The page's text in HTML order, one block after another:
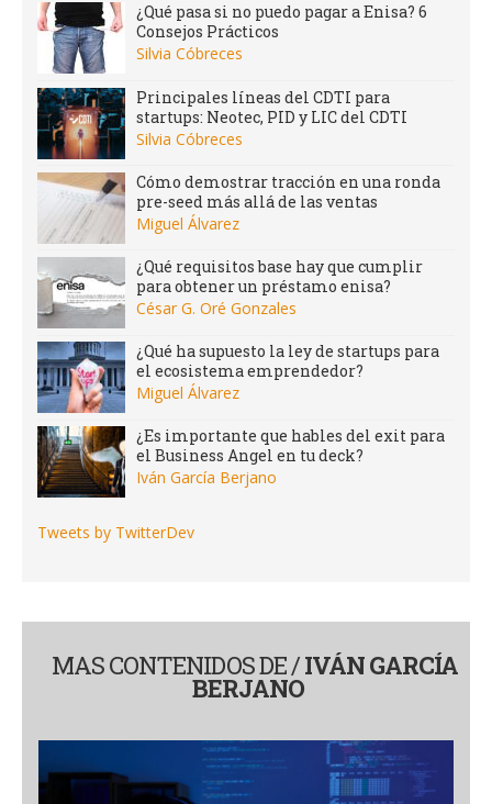
¿Qué pasa si no puedo pagar a Enisa? 6
Consejos Prácticos
Silvia Cóbreces
Principales líneas del CDTI para
startups: Neotec, PID y LIC del CDTI
Silvia Cóbreces
Cómo demostrar tracción en una ronda
pre-seed más allá de las ventas
Miguel Álvarez
¿Qué requisitos base hay que cumplir
para obtener un préstamo enisa?
César G. Oré Gonzales
¿Qué ha supuesto la ley de startups para
el ecosistema emprendedor?
Miguel Álvarez
¿Es importante que hables del exit para
el Business Angel en tu deck?
Iván García Berjano
Tweets by TwitterDev
MAS CONTENIDOS DE /IVÁN GARCÍA
BERJANO